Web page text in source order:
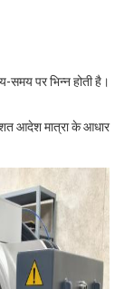
पर भिन्न होती है।
आदेश मात्रा के आधार